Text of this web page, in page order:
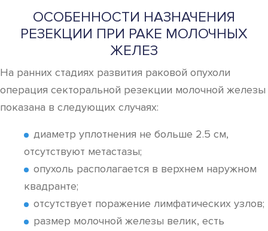
ОСОБЕННОСТИ НАЗНАЧЕНИЯ
РЕЗЕКЦИИ ПРИ РАКЕ МОЛОЧНЫХ
ЖЕЛЕЗ
На ранних стадиях развития раковой опухоли
операция секторальной резекции молочной железы
показана в следующих случаях:
диаметр уплотнения не больше 2.5 см,
отсутствуют метастазы;
опухоль располагается в верхнем наружном
квадранте;
отсутствует поражение лимфатических узлов;
размер молочной железы велик, есть